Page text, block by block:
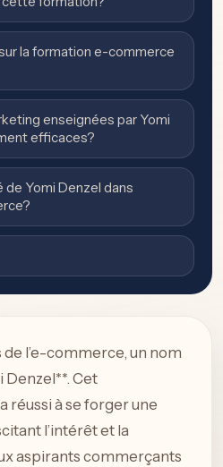
la formation e-commerce
enseignées par Yomi
efficaces?
Yomi Denzel dans
l’e-commerce, un nom
Denzel**. Cet
réussi à se forger une
l’intérêt et la
aspirants commerçants